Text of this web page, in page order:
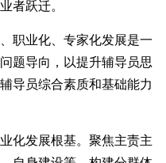
者跃迁。
业化、专家化发展是一
题导向，以提升辅导员思
导员综合素质和基础能力
发展根基。聚焦主责主